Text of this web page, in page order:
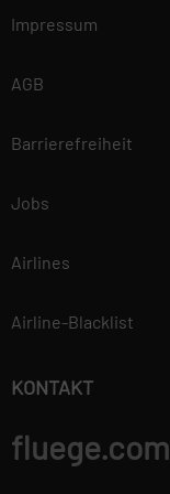
Impressum
AGB
Barrierefreiheit
Jobs
Airlines
Airline-Blacklist
KONTAKT
fluege.com